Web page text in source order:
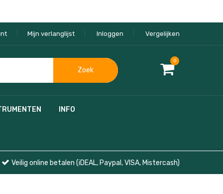
Mijn verlanglijst Inloggen Vergelijken
0
Zoek
INFO
Veilig online betalen (iDEAL, Paypal, VISA, Mistercash)